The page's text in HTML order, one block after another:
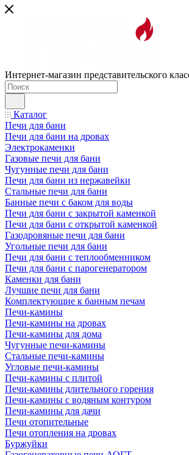
Интернет-магазин представительского
Каталог
Печи для бани
Печи для бани на дровах
Электрокаменки
Газовые печи для бани
Чугунные печи для бани
Печи для бани из нержавейки
Стальные печи для бани
Банные печи с баком для воды
Печи для бани с закрытой каменкой
Печи для бани с открытой каменкой
Газодровяные печи для бани
Угольные печи для бани
Печи для бани с теплообменником
Печи для бани с парогенератором
Каменки для бани
Лучшие печи для бани
Комплектующие к банным печам
Печи-камины
Печи-камины на дровах
Печи-камины для дома
Чугунные печи-камины
Стальные печи-камины
Угловые печи-камины
Печи-камины с плитой
Печи-камины длительного горения
Печи-камины с водяным контуром
Печи-камины для дачи
Печи отопительные
Печи отопления на дровах
Буржуйки